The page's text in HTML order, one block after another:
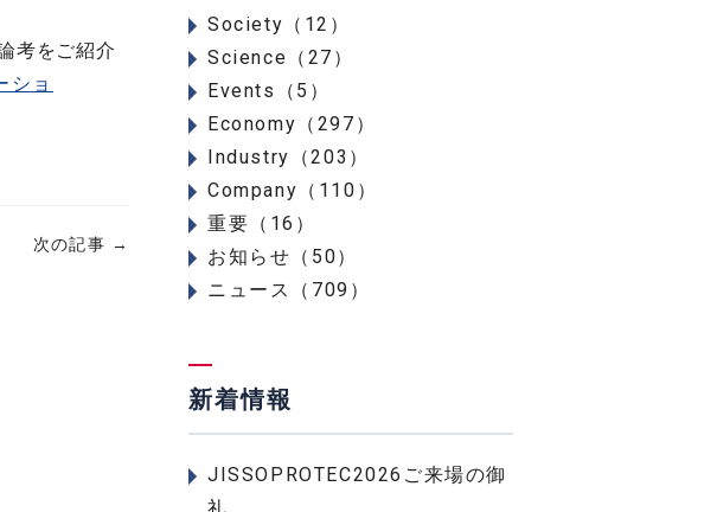
考をご紹介
ショ
次の記事 →
Society（12）
Science（27）
Events（5）
Economy（297）
Industry（203）
Company（110）
重要（16）
お知らせ（50）
ニュース（709）
新着情報
JISSOPROTEC2026ご来場の御